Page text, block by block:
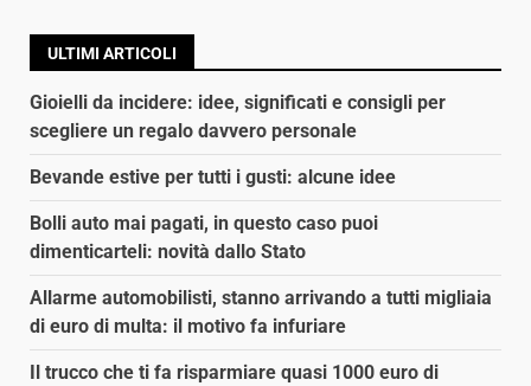
ULTIMI ARTICOLI
Gioielli da incidere: idee, significati e consigli per
scegliere un regalo davvero personale
Bevande estive per tutti i gusti: alcune idee
Bolli auto mai pagati, in questo caso puoi
dimenticarteli: novità dallo Stato
Allarme automobilisti, stanno arrivando a tutti migliaia
di euro di multa: il motivo fa infuriare
Il trucco che ti fa risparmiare quasi 1000 euro di